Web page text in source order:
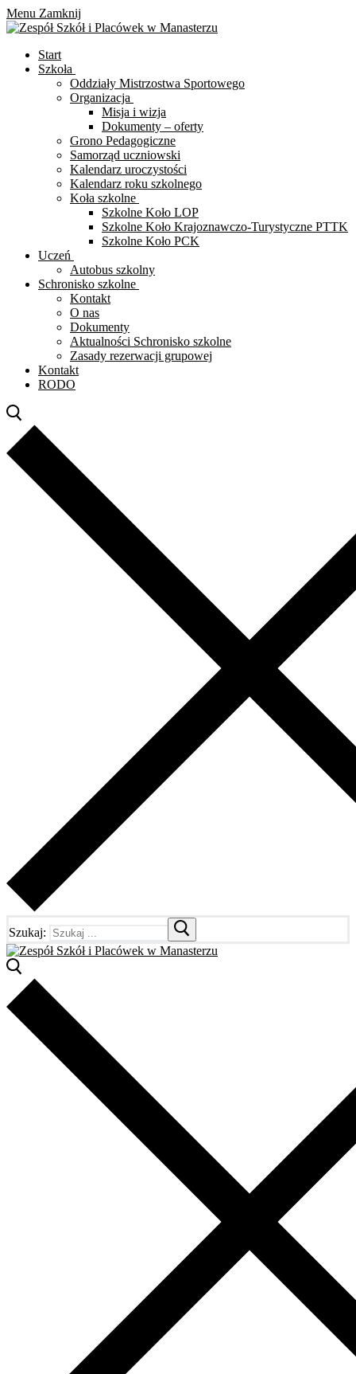
Menu Zamknij
Start
Szkoła
Oddziały Mistrzostwa Sportowego
Organizacja
Misja i wizja
Dokumenty – oferty
Grono Pedagogiczne
Samorząd uczniowski
Kalendarz uroczystości
Kalendarz roku szkolnego
Koła szkolne
Szkolne Koło LOP
Szkolne Koło Krajoznawczo-Turystyczne PTTK
Szkolne Koło PCK
Uczeń
Autobus szkolny
Schronisko szkolne
Kontakt
O nas
Dokumenty
Aktualności Schronisko szkolne
Zasady rezerwacji grupowej
Kontakt
RODO
Szukaj: